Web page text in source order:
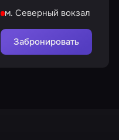
м. Северный вокзал
Забронировать